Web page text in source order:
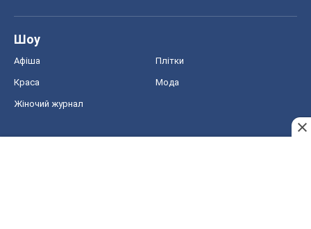
Шоу
Афіша Плітки
Краса Мода
Жіночий журнал